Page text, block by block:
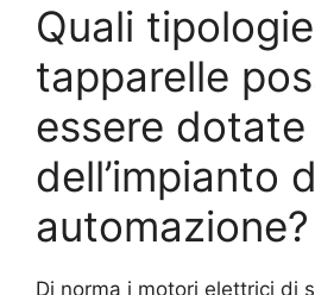
Quali
tapparelle
essere dotate
dell’impianto
automazione?
Di norma i motori elettrici di